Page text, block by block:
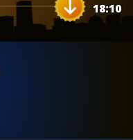
18:10